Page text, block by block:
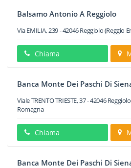
Balsamo Antonio A Reggiolo
Via EMILIA, 239-42046Reggiolo(Reggio
Chiama
Banca Monte Dei Paschi Di
Viale TRENTO TRIESTE, 37-42046 Reggiolo
Romagna
Chiama
Banca Monte Dei Paschi Di